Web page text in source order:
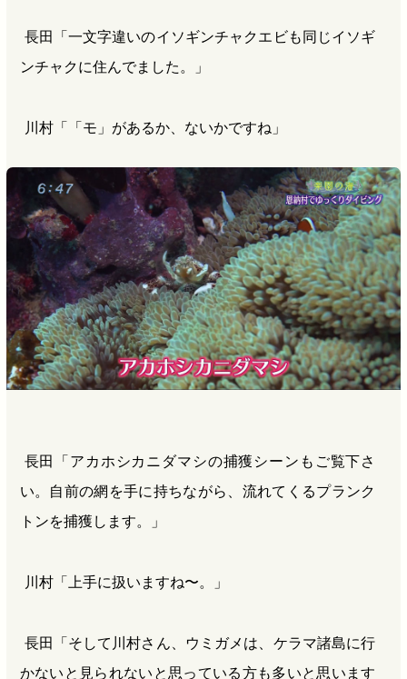
長田「一文字違いのイソギンチャクエビも同じイソギ
ンチャクに住んでました。」
川村「「モ」があるか、ないかですね」
長田「アカホシカニダマシの捕獲シーンもご覧下さ
い。自前の網を手に持ちながら、流れてくるプランク
トンを捕獲します。」
川村「上手に扱いますね〜。」
長田「そして川村さん、ウミガメは、ケラマ諸島に行
かないと見られないと思っている方も多いと思います